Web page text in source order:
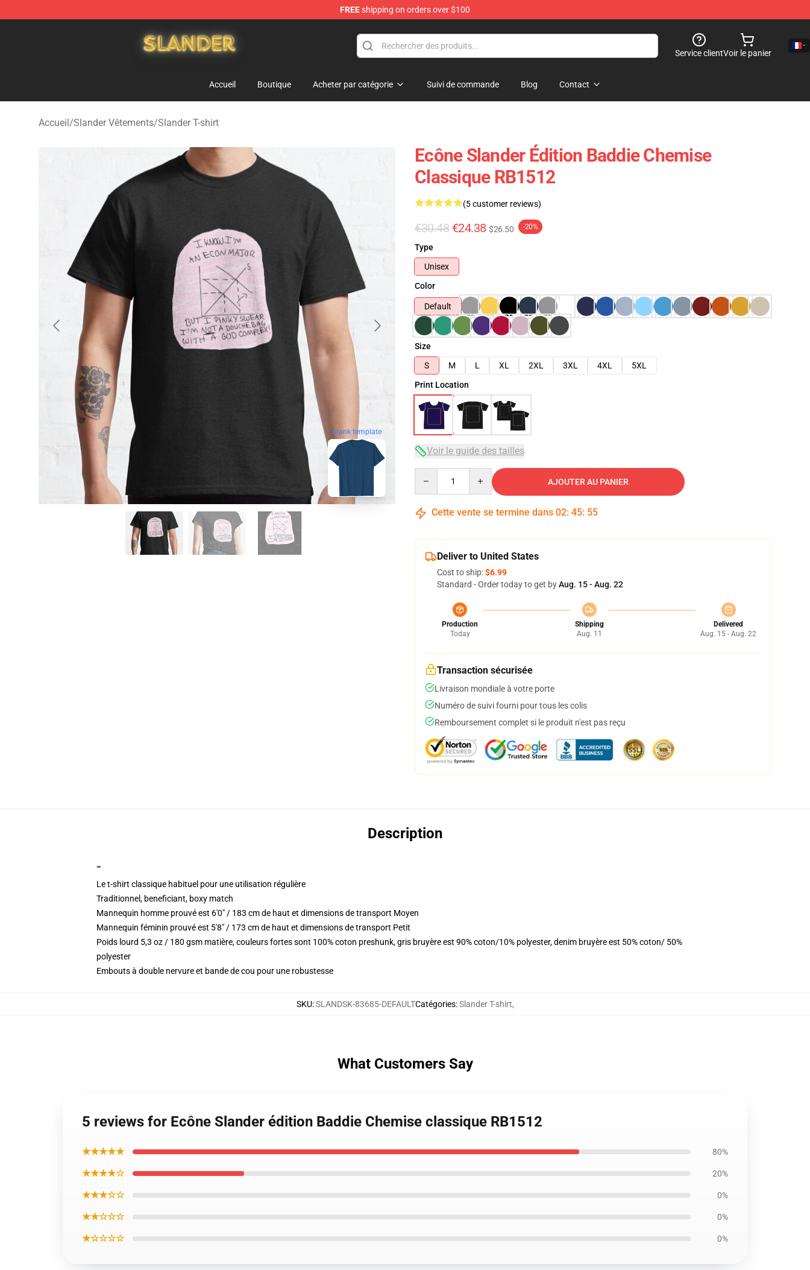
FREEshipping on orders over $100
Service clientVoir le panier
Accueil Boutique Acheter par catégorie Suivi de commande Blog Contact
Accueil/Slander Vêtements/Slander T-shirt
blank template
Ecône Slander Édition Baddie Chemise
Classique RB1512
(5 customer reviews)
€30.48 €24.38 $26.50 -20%
Type
Unisex
Color
Default
Size
S
M L XL 2XL 3XL 4XL
5XL
Print Location
Voir le guide des tailles
AJOUTER AU PANIER
Cette vente se termine dans 02: 45: 54
Deliver to United States
Cost to ship:$6.99
Standard - Order today to get byAug. 15 - Aug. 22
Production
Today
Shipping
Aug. 11
Delivered
Aug. 15 - Aug. 22
Transaction sécurisée
Livraison mondiale à votre porte
Numéro de suivi fourni pour tous les colis
Remboursement complet si le produit n'est pas reçu
Description
""
Le t-shirt classique habituel pour une utilisation régulière
Traditionnel, beneficiant, boxy match
Mannequin homme prouvé est 6'0" / 183 cm de haut et dimensions de transport Moyen
Mannequin féminin prouvé est 5'8" / 173 cm de haut et dimensions de transport Petit
Poids lourd 5,3 oz / 180 gsm matière, couleurs fortes sont 100% coton preshunk, gris bruyère est 90% coton/10% polyester, denim bruyère est 50% coton/ 50%
polyester
Embouts à double nervure et bande de cou pour une robustesse
SKU:SLANDSK-83685-DEFAULTCatégories:Slander T-shirt,
What Customers Say
5 reviews for Ecône Slander édition Baddie Chemise classique RB1512
★★★★★ 80%
★★★★☆ 20%
★★★☆☆ 0%
★★☆☆☆ 0%
★☆☆☆☆ 0%